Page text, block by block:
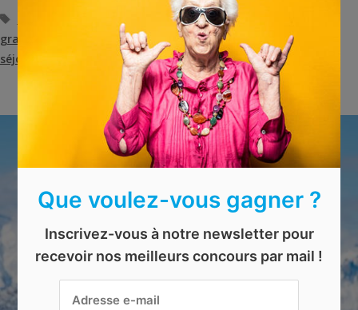
concours en ligne,concours gratuit
gratuit en ligne
concours les arcs,les arcs , séjour aux arcs
séjour ski
vacances d'hiver
Que voulez-vous gagner ?
Inscrivez-vous à notre newsletter pour
recevoir nos meilleurs concours par mail !